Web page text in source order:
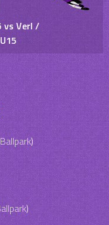
vs Verl /
Ballpark)
)